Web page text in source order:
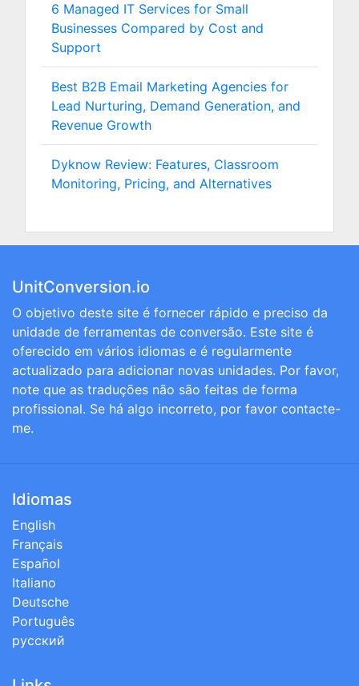
6 Managed IT Services for Small
Businesses Compared by Cost and
Support
Best B2B Email Marketing Agencies for
Lead Nurturing, Demand Generation, and
Revenue Growth
Dyknow Review: Features, Classroom
Monitoring, Pricing, and Alternatives
UnitConversion.io
O objetivo deste site é fornecer rápido e preciso da
unidade de ferramentas de conversão. Este site é
oferecido em vários idiomas e é regularmente
actualizado para adicionar novas unidades. Por favor,
note que as traduções não são feitas de forma
profissional. Se há algo incorreto, por favor contacte-
me.
Idiomas
English
Français
Español
Italiano
Deutsche
Português
русский